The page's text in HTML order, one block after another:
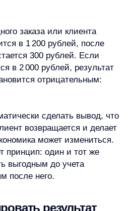
именно нужно менять.
бонусы, доставку,
покупки.
усреднены.
могут иметь разную
и разную частоту
могут иметь
значение может
как полный
P&L, отчет
Она показывает
но не отвечает
компании.